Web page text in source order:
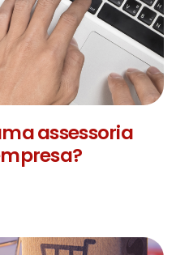
assessoria